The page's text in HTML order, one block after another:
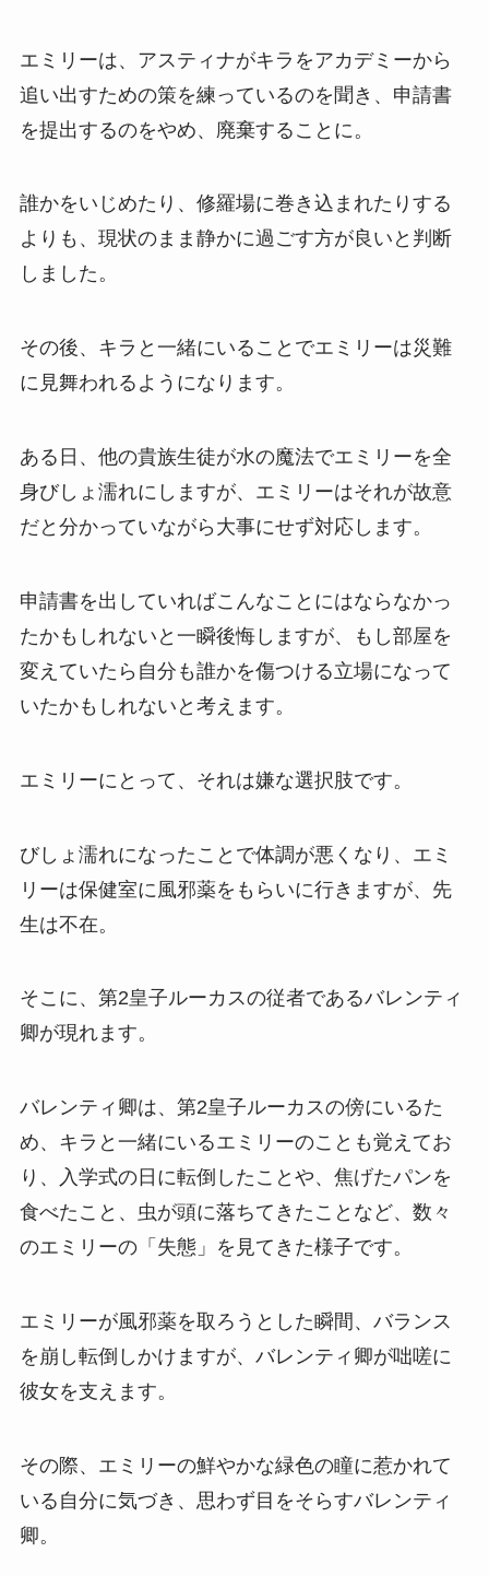
エミリーは、アスティナがキラをアカデミーから
追い出すための策を練っているのを聞き、申請書
を提出するのをやめ、廃棄することに。
誰かをいじめたり、修羅場に巻き込まれたりする
よりも、現状のまま静かに過ごす方が良いと判断
しました。
その後、キラと一緒にいることでエミリーは災難
に見舞われるようになります。
ある日、他の貴族生徒が水の魔法でエミリーを全
身びしょ濡れにしますが、エミリーはそれが故意
だと分かっていながら大事にせず対応します。
申請書を出していればこんなことにはならなかっ
たかもしれないと一瞬後悔しますが、もし部屋を
変えていたら自分も誰かを傷つける立場になって
いたかもしれないと考えます。
エミリーにとって、それは嫌な選択肢です。
びしょ濡れになったことで体調が悪くなり、エミ
リーは保健室に風邪薬をもらいに行きますが、先
生は不在。
そこに、第2皇子ルーカスの従者であるバレンティ
卿が現れます。
バレンティ卿は、第2皇子ルーカスの傍にいるた
め、キラと一緒にいるエミリーのことも覚えてお
り、入学式の日に転倒したことや、焦げたパンを
食べたこと、虫が頭に落ちてきたことなど、数々
のエミリーの「失態」を見てきた様子です。
エミリーが風邪薬を取ろうとした瞬間、バランス
を崩し転倒しかけますが、バレンティ卿が咄嗟に
彼女を支えます。
その際、エミリーの鮮やかな緑色の瞳に惹かれて
いる自分に気づき、思わず目をそらすバレンティ
卿。